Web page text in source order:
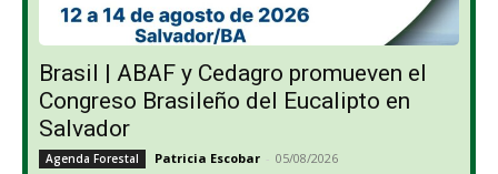
Brasil | ABAF y Cedagro promueven el
Congreso Brasileño del Eucalipto en
Salvador
Agenda Forestal Patricia Escobar - 05/08/2026